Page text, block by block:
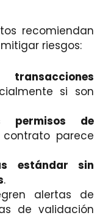
recomiendan
riesgos:
si son
permisos de
parece
estándar sin
.
alertas de
de validación